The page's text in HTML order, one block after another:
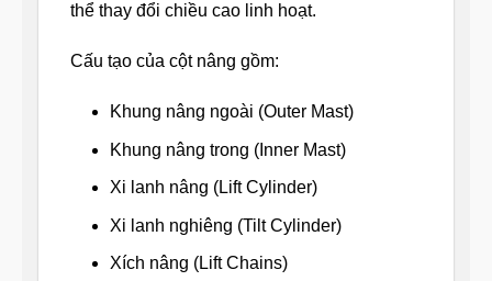
thể thay đổi chiều cao linh hoạt.
Cấu tạo của cột nâng gồm:
Khung nâng ngoài (Outer Mast)
Khung nâng trong (Inner Mast)
Xi lanh nâng (Lift Cylinder)
Xi lanh nghiêng (Tilt Cylinder)
Xích nâng (Lift Chains)